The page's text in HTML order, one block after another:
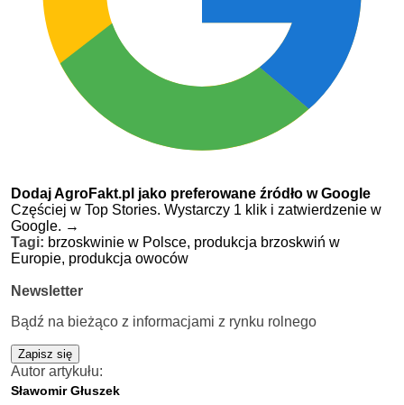
Dodaj AgroFakt.pl jako preferowane źródło w Google
Częściej w Top Stories. Wystarczy 1 klik i zatwierdzenie w
Google. →
Tagi: brzoskwinie w Polsce, produkcja brzoskwiń w
Europie, produkcja owoców
Newsletter
Bądź na bieżąco z informacjami z rynku rolnego
Zapisz się
Autor artykułu:
Sławomir Głuszek